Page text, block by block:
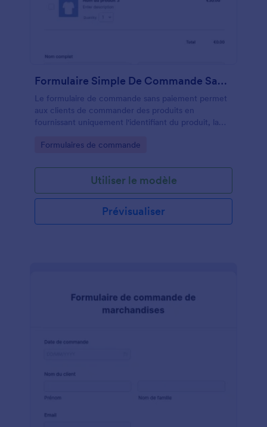
Formulaire Simple De Commande Sans Paiement
Le formulaire de commande sans paiement permet
aux clients de commander des produits en
fournissant uniquement l'identifiant du produit, la
Il peut également être utilisé comme formulaire de
Go to Category:
Formulaires de commande
Utiliser le modèle
Prévisualiser